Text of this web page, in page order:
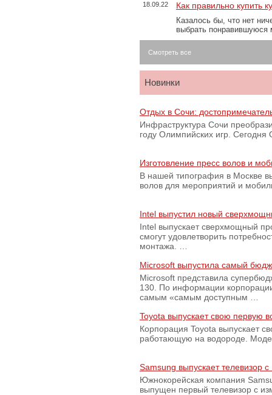
18.09.22 Как правильно купить
Казалось бы, что нет
выбрать
Смотреть все
Новинки
Отдых в Сочи:
Инфраструктура Сочи
году Олимпийских игр.
Изготовление пресс волов и
В нашей типография в Москве
волов для мероприятий и
Intel выпустил новый
Intel выпускает сверхмощный
смогут удовлетворить
монтажа. …
Microsoft выпустила самый
Microsoft представила
130. По информации
самым «самым доступным …
Toyota выпускает свою первую
Корпорация Toyota выпускает
работающую на водороде.
Samsung выпускает телевизор
Южнокорейская компания
выпущен первый телевизор с